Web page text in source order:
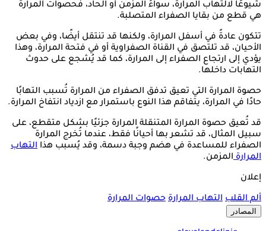
شيوعًا لالتهاب المرارة، سواءً المزمن أو الحاد، فحصوات المرارة
هي قطع من بقايا الصفراء المتصلبة.
تتكون عادةً في أسفل المرارة، ولكنها قد تنتقل أيضًا، وفي بعض
الأحيان، قد تلتصق في القناة الصفراوية أو في فتحة المرارة، وهذا
يؤدي إلى ارتجاع الصفراء إلى المرارة، كما قد يُشجع على حدوث
التهابات داخلها.
حصوة المرارة التي تعيق تدفق الصفراء من المرارة تُسبب التهابًا
حادًا في المرارة، يتفاقم هذا النوع باستمرار مع ازدياد انتفاخ المرارة.
قد تُعيق حصوة المرارة المتنقلة المرارة جزئيًا بشكل متقطع، على
سبيل المثال، قد تشعر بها أحيانًا فقط، عندما تُخرج المرارة
الصفراء للمساعدة في هضم وجبة دسمة، وقد يُسبب هذا التهاب
المرارةالمزمن.
إعلان
ألم القلب التهاب المرارة حصوات المرارة
المصادر